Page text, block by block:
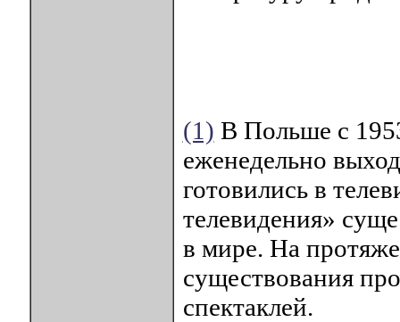
(1) В Польше с
еженедельно
готовились в
телевидения»
в мире. На
существования
спектаклей.